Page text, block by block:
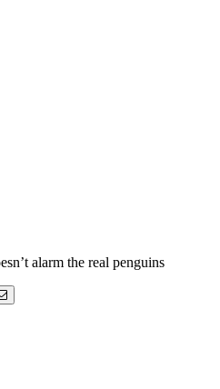
alarm the real penguins